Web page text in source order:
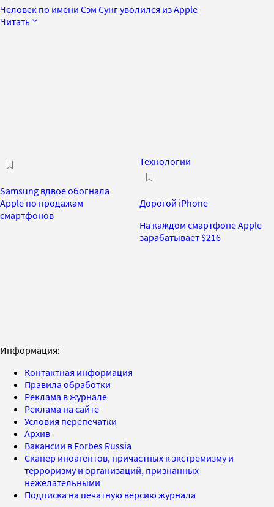
Человек по имени Сэм Сунг уволился из Apple
Читать
Samsung вдвое обогнала
Apple по продажам
смартфонов
Технологии
Дорогой iPhone
На каждом смартфоне Apple
зарабатывает $216
Информация:
Контактная информация
Правила обработки
Реклама в журнале
Реклама на сайте
Условия перепечатки
Архив
Вакансии в Forbes Russia
Сканер иноагентов, причастных к экстремизму и
терроризму и организаций, признанных
нежелательными
Подписка на печатную версию журнала